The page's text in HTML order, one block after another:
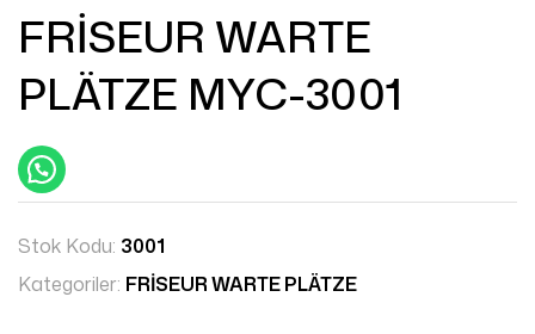
FRİSEUR WARTE
PLÄTZE MYC-3001
Stok Kodu: 3001
Kategoriler: FRİSEUR WARTE PLÄTZE